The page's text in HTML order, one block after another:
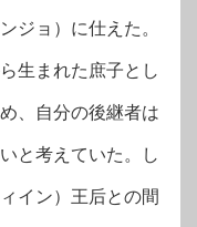
ジョ）に仕えた。
生まれた庶子とし
、自分の後継者は
と考えていた。し
イン）王后との間